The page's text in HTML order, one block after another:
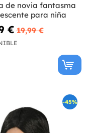
de novia fantasma
para niña
€ 19,99 €
-45%